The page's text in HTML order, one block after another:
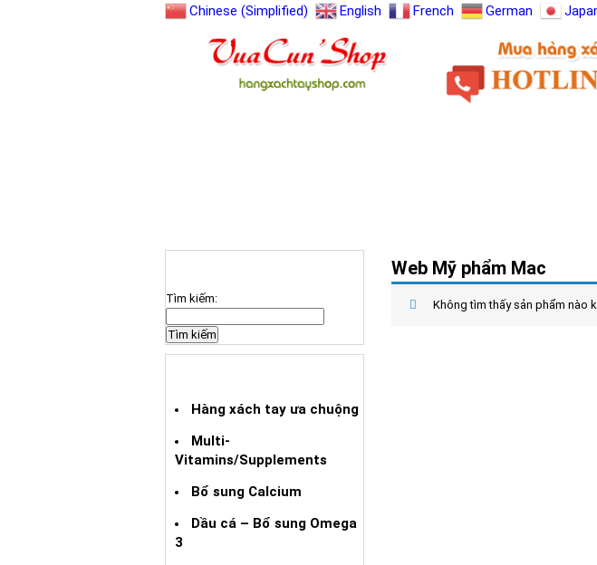
Chinese (Simplified) English French German
Web Mỹ phẩm Mac
Không tìm thấy sản phẩm nào
Tìm kiếm:
Hàng xách tay ưa chuộng
Multi-
Vitamins/Supplements
Bổ sung Calcium
Dầu cá – Bổ sung Omega
3